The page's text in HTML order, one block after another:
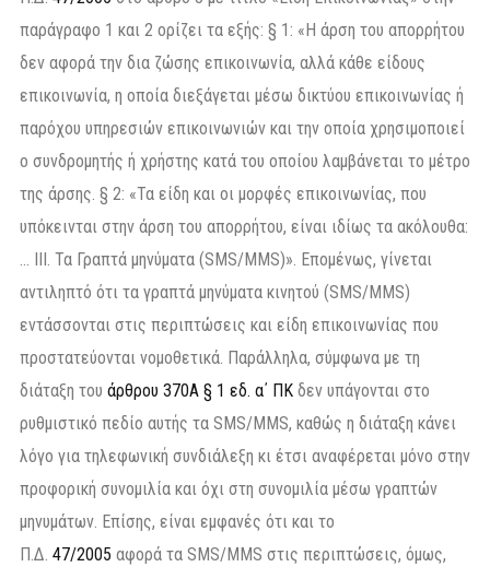
παράγραφο 1 και 2 ορίζει τα εξής: § 1: «Η άρση του απορρήτου
δεν αφορά την δια ζώσης επικοινωνία, αλλά κάθε είδους
επικοινωνία, η οποία διεξάγεται μέσω δικτύου επικοινωνίας ή
παρόχου υπηρεσιών επικοινωνιών και την οποία χρησιμοποιεί
ο συνδρομητής ή χρήστης κατά του οποίου λαμβάνεται το μέτρο
της άρσης. § 2: «Τα είδη και οι μορφές επικοινωνίας, που
υπόκεινται στην άρση του απορρήτου, είναι ιδίως τα ακόλουθα:
… III. Τα Γραπτά μηνύματα (SMS/MMS)». Επομένως, γίνεται
αντιληπτό ότι τα γραπτά μηνύματα κινητού (SMS/MMS)
εντάσσονται στις περιπτώσεις και είδη επικοινωνίας που
προστατεύονται νομοθετικά. Παράλληλα, σύμφωνα με τη
διάταξη του άρθρου 370Α § 1 εδ. α΄ ΠΚ δεν υπάγονται στο
ρυθμιστικό πεδίο αυτής τα SMS/MMS, καθώς η διάταξη κάνει
λόγο για τηλεφωνική συνδιάλεξη κι έτσι αναφέρεται μόνο στην
προφορική συνομιλία και όχι στη συνομιλία μέσω γραπτών
μηνυμάτων. Επίσης, είναι εμφανές ότι και το
Π.Δ. 47/2005 αφορά τα SMS/MMS στις περιπτώσεις, όμως,